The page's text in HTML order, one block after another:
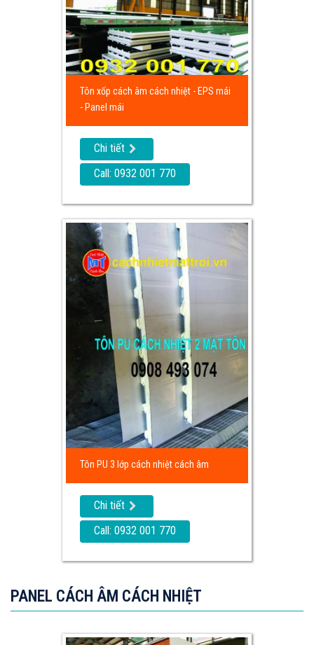
Tôn xốp cách âm cách nhiệt - EPS mái
- Panel mái
Chi tiết
Call: 0932 001 770
Tôn PU 3 lớp cách nhiệt cách âm
Chi tiết
Call: 0932 001 770
PANEL CÁCH ÂM CÁCH NHIỆT